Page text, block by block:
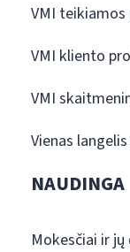
VMI teikiamos
VMI kliento
VMI
Vienas
NAUDINGA
Mokesčiai ir jų